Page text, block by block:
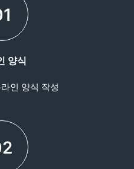
양식
인 양식 작성